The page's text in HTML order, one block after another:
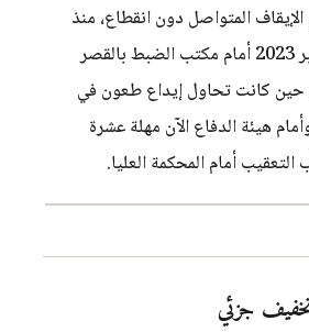
من الإيقاف المتواصل دون انقطاع، منذ
اعتقالها في أكتوبر 2023 أمام مكتب الضبط بالقصر
حين كانت تحاول إيداع طعون في
هيئة الدفاع الآن مهلة عشرة
أمام المحكمة العليا.
جزئي